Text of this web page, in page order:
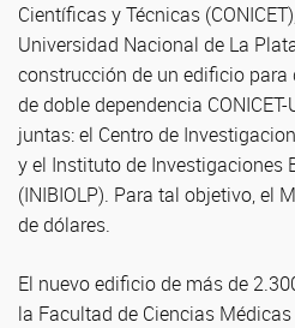
Científicas y Técnicas
Universidad Nacional de La
construcción de un edificio
de doble dependencia
juntas: el Centro de
y el Instituto de Investigaciones
(INIBIOLP). Para tal objetivo, el
de dólares.
El nuevo edificio de más de
la Facultad de Ciencias